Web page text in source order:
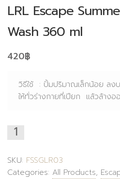
LRL Escape
Wash 360 ml
420฿
วิธีใช้ : ปั้มปริมาณเล็กน้อย ลง
ให้ทั่วร่างกายที่เปียก แล้วล้างอ
SKU: FSSGLR03
Categories: All Products,